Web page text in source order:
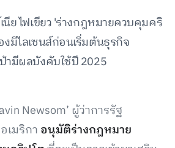
ย ไฟเขียว 'ร่างกฎหมายควบคุมคริ
มีไลเซนส์ก่อนเริ่มต้นธุรกิจ
ามีผลบังคับใช้ปี 2025
Newsom’ ผู้ว่าการรัฐ
เมริกา อนุมัติร่างกฎหมาย